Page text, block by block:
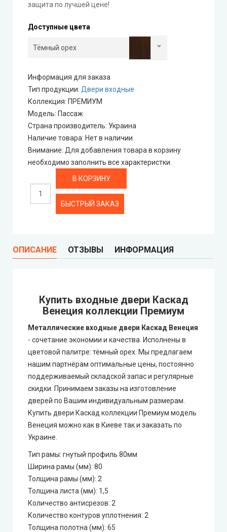
защита по лучшей цене!
Доступные цвета
Информация для заказа
Тип продукции: Двери входные
Коллекция: ПРЕМИУМ
Модель: Пассаж
Страна производитель: Украина
Наличие товара: Нет в наличии
Внимание: Для добавления товара в корзину
необходимо заполнить все характеристки.
БЫСТРЫЙ ЗАКАЗ
ОПИСАНИЕ ОТЗЫВЫ ИНФОРМАЦИЯ
Купить входные двери Каскад
Венеция коллекции Премиум
Металлические входные двери Каскад Венеция
- сочетание экономии и качества. Исполнены в
цветовой палитре: тёмный орех. Мы предлагаем
нашим партнёрам оптимальные цены, постоянно
поддерживаемый складской запас и регулярные
скидки. Принимаем заказы на изготовление
дверей по Вашим индивидуальным размерам.
Купить двери Каскад коллекции Премиум модель
Венеция можно как в Киеве так и заказать по
Украине.
Тип рамы: гнутый профиль 80мм
Ширина рамы (мм): 80
Толщина рамы (мм): 2
Толщина листа (мм): 1,5
Количество антисрезов: 2
Количество контуров уплотнения: 2
Толщина полотна (мм): 65